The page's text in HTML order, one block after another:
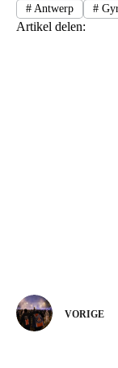
#Antwerp #
Artikel delen:
VORIGE